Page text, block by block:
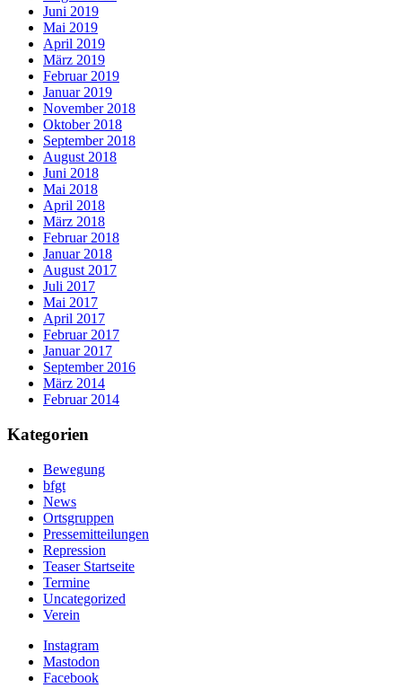
Juni 2019
Mai 2019
April 2019
März 2019
Februar 2019
Januar 2019
November 2018
Oktober 2018
September 2018
August 2018
Juni 2018
Mai 2018
April 2018
März 2018
Februar 2018
Januar 2018
August 2017
Juli 2017
Mai 2017
April 2017
Februar 2017
Januar 2017
September 2016
März 2014
Februar 2014
Kategorien
Bewegung
bfgt
News
Ortsgruppen
Pressemitteilungen
Repression
Teaser Startseite
Termine
Uncategorized
Verein
Instagram
Mastodon
Facebook